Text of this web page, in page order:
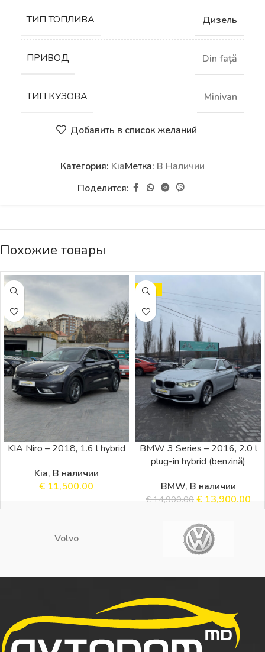
ТИП ТОПЛИВА Дизель
ПРИВОД Din față
ТИП КУЗОВА Minivan
Добавить в список желаний
Категория: KiaМетка: В Наличии
Поделится:
Похожие товары
KIA Niro – 2018, 1.6 l hybrid
Kia, В наличии
€ 11,500.00
SALE
BMW 3 Series – 2016, 2.0 l
plug-in hybrid (benzină)
BMW, В наличии
€14,900.00 € 13,900.00
Volvo